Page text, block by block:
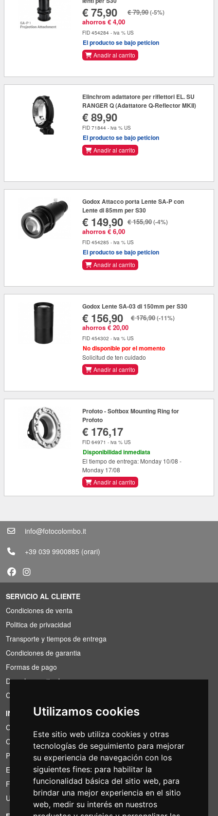
Utilizamos cookies
Este sitio web utiliza cookies y otras
tecnologías de seguimiento para mejorar
su experiencia de navegación con los
siguientes fines: para habilitar la
funcionalidad básica del sitio web, para
brindar una mejor experiencia en el sitio
web, medir su interés en nuestros
€ 75,90
ahorros € 4,00
€ 79,90(-5%)
FID 454284 - iva % US
El producto se bajo peticion
Anadir al carrito
Elinchrom adattatore per riflettori EL. SU
RANGER Q (Adattatore Q-Reflector MKII)
€ 89,90
FID 71844 - iva % US
El producto se bajo peticion
Anadir al carrito
Godox Attacco porta Lente SA-P con
Lente di 85mm per S30
€ 149,90
ahorros € 6,00
€ 155,90(-4%)
FID 454285 - iva % US
El producto se bajo peticion
Anadir al carrito
Godox Lente SA-03 di 150mm per S30
€ 156,90
ahorros € 20,00
€ 176,90(-11%)
FID 454302 - iva % US
No disponible por el momento
Solicitud de ten cuidado
Anadir al carrito
Profoto - Softbox Mounting Ring for
Profoto
€ 176,17
FID 64971 - iva % US
Disponibilidad inmediata
El tiempo de entrega: Monday 10/08 -
Monday 17/08
Anadir al carrito
info@fotocolombo.it
+39 039 9900885 (orari)
SERVICIO AL CLIENTE
Condiciones de venta
Politica de privacidad
Transporte y tiempos de entrega
Condiciones de garantia
Formas de pago
Derecho a retirada
Condiciones de IVA
INFORMACIÓN
Condiciones de alquiler
Cotizaciones
Paquetes de ahorro
Encontrado por menos?
Financiacion
Uso